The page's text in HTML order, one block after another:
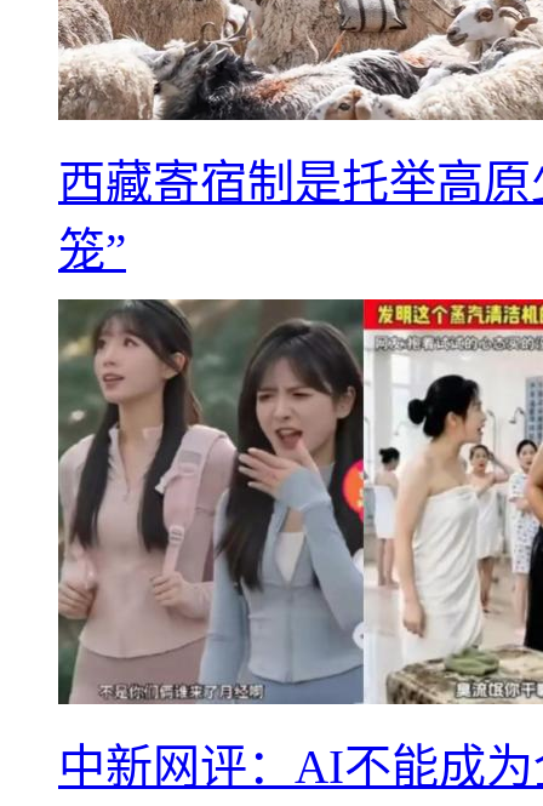
西藏寄宿制是托举高
笼”
中新网评：AI不能成